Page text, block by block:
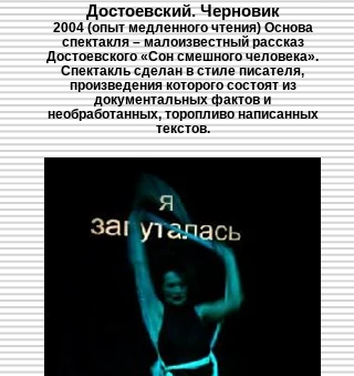
Достоевский. Черновик
2004 (опыт медленного чтения) Основа
спектакля – малоизвестный рассказ
Достоевского «Сон смешного человека».
Спектакль сделан в стиле писателя,
произведения которого состоят из
документальных фактов и
необработанных, торопливо написанных
текстов.